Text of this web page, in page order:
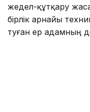
жедел-құтқару
бірлік арнайы
туған ер адамның